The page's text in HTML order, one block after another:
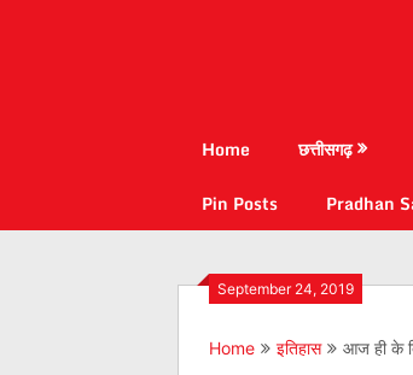
Home छत्तीसगढ़
Pin Posts
Pradhan
September 24, 2019
Home इतिहास आज ही के